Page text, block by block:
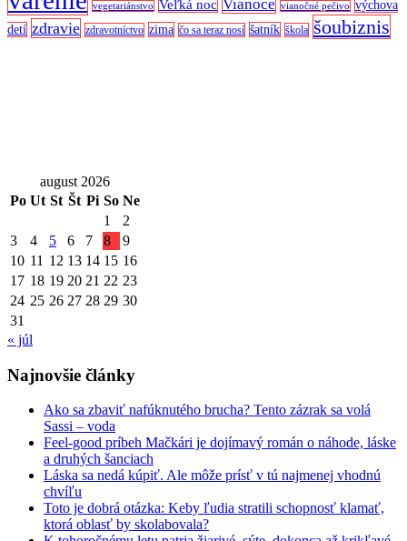
vegetariánstvo Veľká noc Vianoce vianočné pečivo
výchova
detí zdravie zdravotníctvo zima čo sa teraz nosí šatník škola šoubiznis
august 2026
Po Ut St Št Pi So Ne
1
2
3
4 5 6 7 8
9
10 11 12 13 14 15 16
17 18 19 20 21 22 23
24 25 26 27 28 29 30
31
« júl
Najnovšie články
Ako sa zbaviť nafúknutého brucha? Tento zázrak sa volá
Sassi – voda
Feel-good príbeh Mačkári je dojímavý román o náhode, láske
a druhých šanciach
Láska sa nedá kúpiť. Ale môže prísť v tú najmenej vhodnú
chvíľu
Toto je dobrá otázka: Keby ľudia stratili schopnosť klamať,
ktorá oblasť by skolabovala?